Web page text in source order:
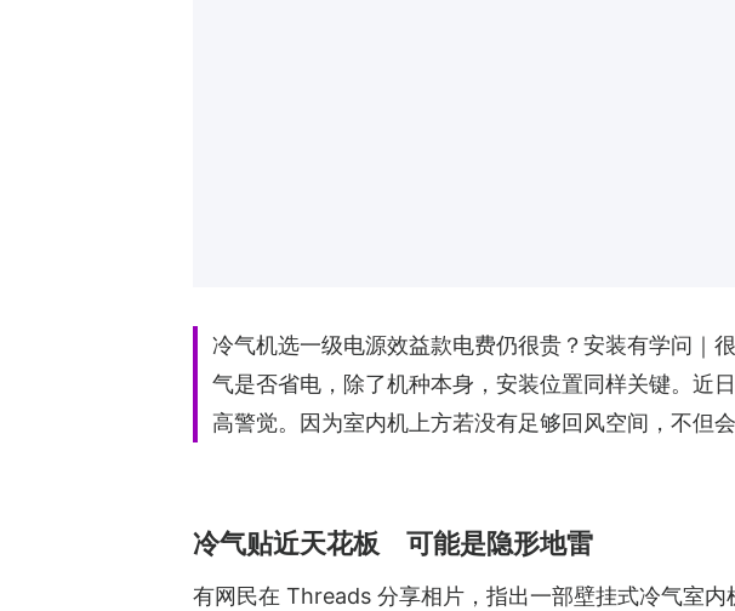
冷气机选一级电源效益款电费仍很贵？安装有学问｜
气是否省电，除了机种本身，安装位置同样关键。近
高警觉。因为室内机上方若没有足够回风空间，不但
冷气贴近天花板 可能是隐形地雷
有网民在 Threads 分享相片，指出一部壁挂式冷气室